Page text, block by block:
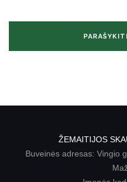
ŽEMAITIJOS
Buveinės adresas: Vingio